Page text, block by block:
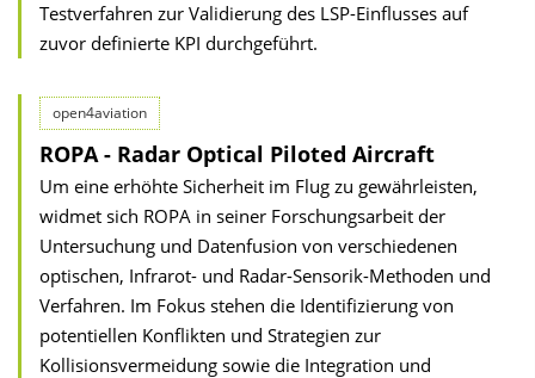
Testverfahren zur Validierung des LSP-Einflusses auf
zuvor definierte KPI durchgeführt.
open4aviation
ROPA - Radar Optical Piloted Aircraft
Um eine erhöhte Sicherheit im Flug zu gewährleisten,
widmet sich ROPA in seiner Forschungsarbeit der
Untersuchung und Datenfusion von verschiedenen
optischen, Infrarot- und Radar-Sensorik-Methoden und
Verfahren. Im Fokus stehen die Identifizierung von
potentiellen Konflikten und Strategien zur
Kollisionsvermeidung sowie die Integration und